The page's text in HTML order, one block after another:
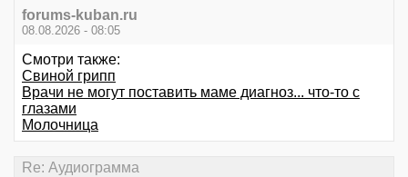
forums-kuban.ru
08.08.2026 - 08:05
Смотри также:
Свиной грипп
Врачи не могут поставить маме диагноз... что-то с
глазами
Молочница
Re: Аудиограмма